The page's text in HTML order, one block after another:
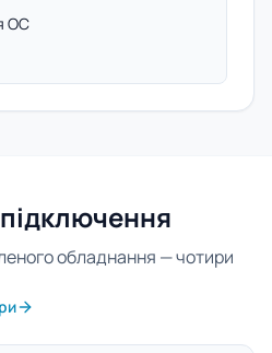
ОС
обладнання — чотири